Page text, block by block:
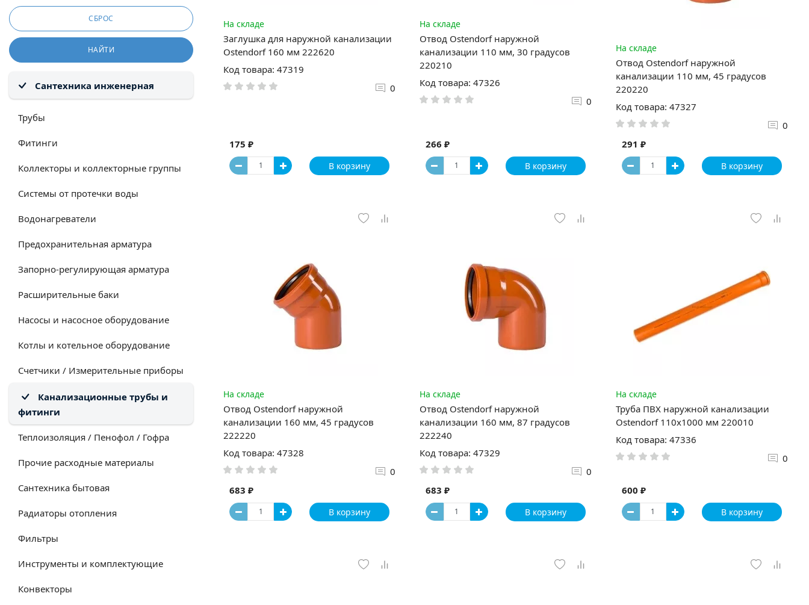
СБРОС
НАЙТИ
Сантехника инженерная
Трубы
Фитинги
Коллекторы и коллекторные группы
Системы от протечки воды
Водонагреватели
Предохранительная арматура
Запорно-регулирующая арматура
Расширительные баки
Насосы и насосное оборудование
Котлы и котельное оборудование
Счетчики / Измерительные приборы
Канализационные трубы и
фитинги
Теплоизоляция / Пенофол / Гофра
Прочие расходные материалы
Сантехника бытовая
Радиаторы отопления
Фильтры
Инструменты и комплектующие
Конвекторы
На складе
Заглушка для наружной канализации
Ostendorf 160 мм 222620
Код товара: 47319
0
175 ₽
В корзину
На складе
Отвод Ostendorf наружной
канализации 110 мм, 30 градусов
220210
Код товара: 47326
0
266 ₽
В корзину
На складе
Отвод Ostendorf наружной
канализации 110 мм, 45 градусов
220220
Код товара: 47327
0
291 ₽
В корзину
На складе
Отвод Ostendorf наружной
канализации 160 мм, 45 градусов
222220
Код товара: 47328
0
683 ₽
В корзину
На складе
Отвод Ostendorf наружной
канализации 160 мм, 87 градусов
222240
Код товара: 47329
0
683 ₽
В корзину
На складе
Труба ПВХ наружной канализации
Ostendorf 110х1000 мм 220010
Код товара: 47336
0
600 ₽
В корзину